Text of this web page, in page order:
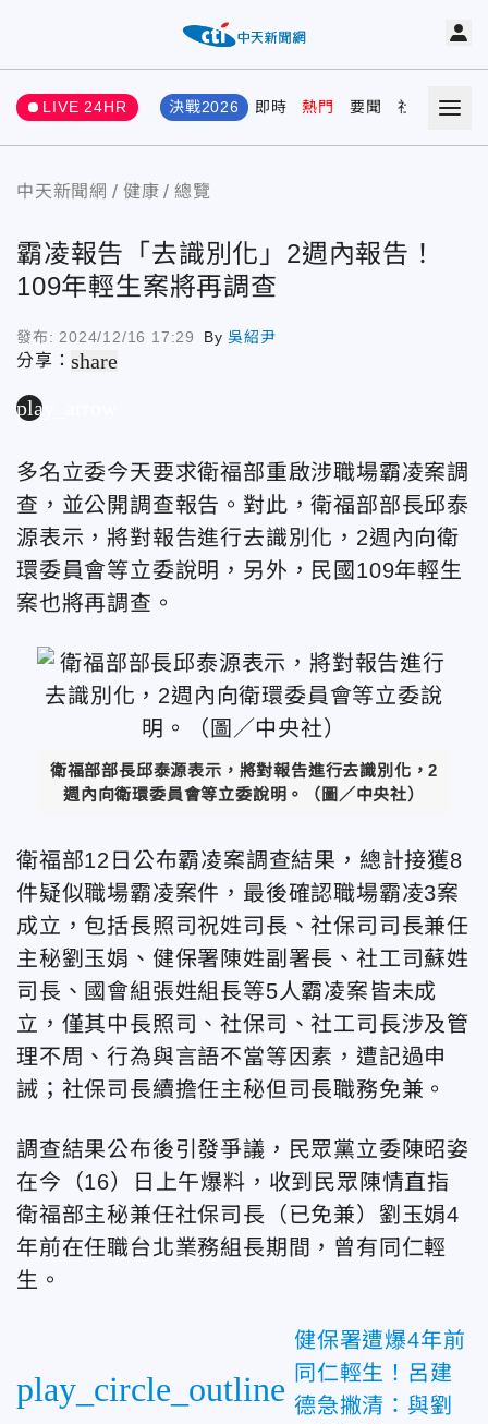
LIVE 24HR 決戰2026 即時 熱門 要聞 社會 娛樂
中天新聞網 健康 總覽
霸凌報告「去識別化」2週內報告！
109年輕生案將再調查
發布: 2024/12/16 17:29 By吳紹尹
分享：share
play_arrow
多名立委今天要求衛福部重啟涉職場霸凌案調
查，並公開調查報告。對此，衛福部部長邱泰
源表示，將對報告進行去識別化，2週內向衛
環委員會等立委說明，另外，民國109年輕生
案也將再調查。
衛福部部長邱泰源表示，將對報告進行去識別化，2
週內向衛環委員會等立委說明。（圖／中央社）
衛福部12日公布霸凌案調查結果，總計接獲8
件疑似職場霸凌案件，最後確認職場霸凌3案
成立，包括長照司祝姓司長、社保司司長兼任
主秘劉玉娟、健保署陳姓副署長、社工司蘇姓
司長、國會組張姓組長等5人霸凌案皆未成
立，僅其中長照司、社保司、社工司長涉及管
理不周、行為與言語不當等因素，遭記過申
誡；社保司長續擔任主秘但司長職務免兼。
調查結果公布後引發爭議，民眾黨立委陳昭姿
在今（16）日上午爆料，收到民眾陳情直指
衛福部主秘兼任社保司長（已免兼）劉玉娟4
年前在任職台北業務組長期間，曾有同仁輕
生。
play_circle_outline
健保署遭爆4年前
同仁輕生！呂建
德急撇清：與劉